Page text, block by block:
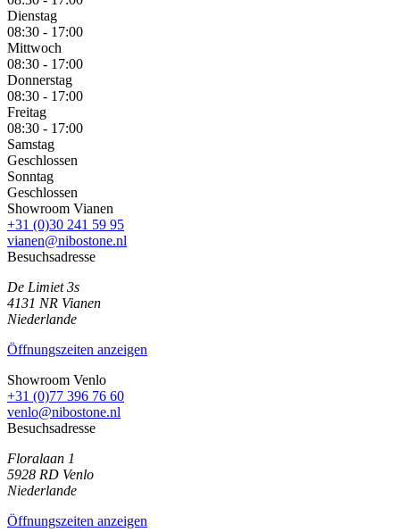
Dienstag
08:30 - 17:00
Mittwoch
08:30 - 17:00
Donnerstag
08:30 - 17:00
Freitag
08:30 - 17:00
Samstag
Geschlossen
Sonntag
Geschlossen
Showroom Vianen
+31 (0)30 241 59 95
vianen@nibostone.nl
Besuchsadresse
De Limiet 3s
4131 NR Vianen
Niederlande
Öffnungszeiten anzeigen
Showroom Venlo
+31 (0)77 396 76 60
venlo@nibostone.nl
Besuchsadresse
Floralaan 1
5928 RD Venlo
Niederlande
Öffnungszeiten anzeigen